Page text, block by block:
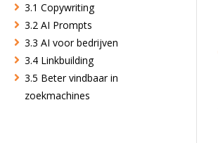
3.1 Copywriting
3.2 AI Prompts
3.3 AI voor bedrijven
3.4 Linkbuilding
3.5 Beter vindbaar in
zoekmachines